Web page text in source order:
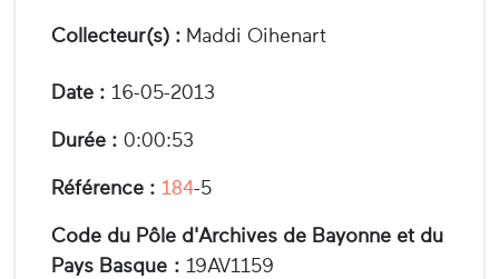
Collecteur(s) : Maddi Oihenart
Date : 16-05-2013
Durée : 0:00:53
Référence : 184-5
Code du Pôle d'Archives de Bayonne et du
Pays Basque : 19AV1159